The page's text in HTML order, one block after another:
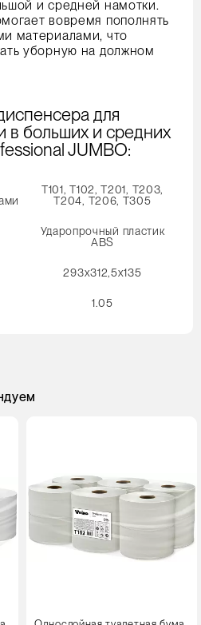
и средней намотки.
вовремя пополнять
материалами, что
уборную на должном
для
в больших и средних
JUMBO:
Т101, T102, Т201, T203,
Т204, Т206, Т305
Ударопрочный пластик
ABS
293х312,5x135
1.05